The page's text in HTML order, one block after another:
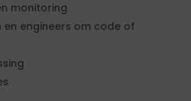
monitoring
engineers om code of